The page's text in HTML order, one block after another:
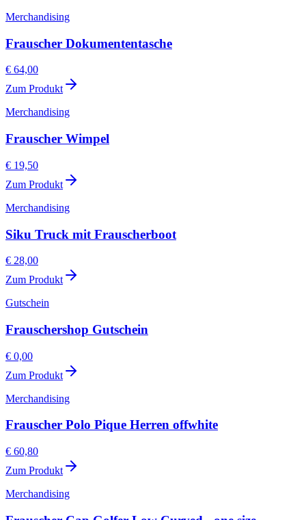
Merchandising
Frauscher Dokumententasche
€ 64,00
Zum Produkt
Merchandising
Frauscher Wimpel
€ 19,50
Zum Produkt
Merchandising
Siku Truck mit Frauscherboot
€ 28,00
Zum Produkt
Gutschein
Frauschershop Gutschein
€ 0,00
Zum Produkt
Merchandising
Frauscher Polo Pique Herren offwhite
€ 60,80
Zum Produkt
Merchandising